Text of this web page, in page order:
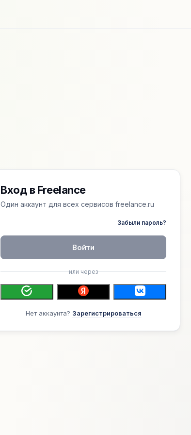
Вход в Freelance
Один аккаунт для всех сервисов freelance.ru
Забыли пароль?
Войти
или через
Нет аккаунта? Зарегистрироваться